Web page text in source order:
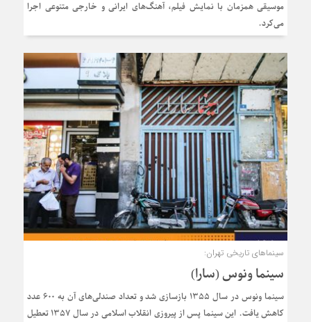
موسیقی همزمان با نمایش فیلم، آهنگ‌های ایرانی و خارجی متنوعی اجرا
می‌کرد.
سینماهای تاریخی تهران:
سینما ونوس (سارا)
سینما ونوس در سال ۱۳۵۵ بازسازی شد و تعداد صندلی‌های آن به ۶۰۰ عدد
کاهش یافت. این سینما پس از پیروزی انقلاب اسلامی در سال ۱۳۵۷ تعطیل